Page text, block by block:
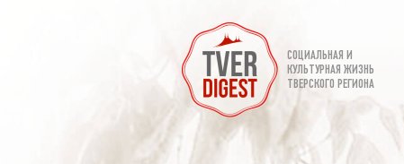
СОЦИАЛЬНАЯ И
КУЛЬТУРНАЯ ЖИЗНЬ
ТВЕРСКОГО РЕГИОНА